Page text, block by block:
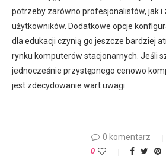
potrzeby zarówno profesjonalistów, jak i
użytkowników. Dodatkowe opcje
dla edukacji czynią go jeszcze bardziej
rynku komputerów stacjonarnych. Jeśli
jednocześnie przystępnego cenowo
jest zdecydowanie wart uwagi.
0 komentarz
0